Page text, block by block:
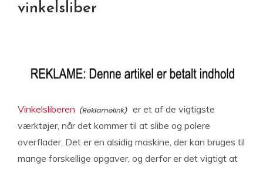
vinkelsliber
Vinkelsliberen
er et af de vigtigste
værktøjer, når det kommer til at slibe og polere
overflader. Det er en alsidig maskine, der kan bruges til
mange forskellige opgaver, og derfor er det vigtigt at